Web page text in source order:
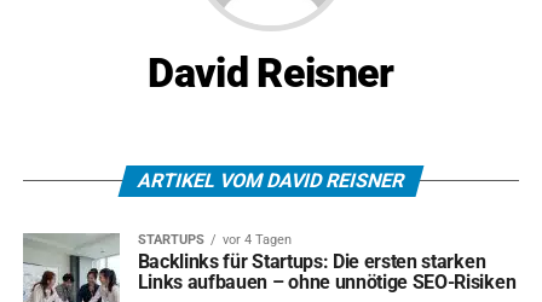
David Reisner
ARTIKEL VOM DAVID REISNER
STARTUPS vor 4 Tagen
Backlinks für Startups: Die ersten starken
Links aufbauen – ohne unnötige SEO-Risiken